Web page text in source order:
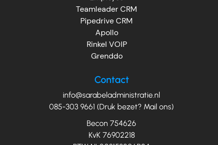
Teamleader CRM
Pipedrive CRM
Apollo
Rinkel VOIP
Grenddo
Contact
info@sarabeladministratie.nl
085-303 9661 (Druk bezet? Mail ons)
Becon 754626
KvK 76902218